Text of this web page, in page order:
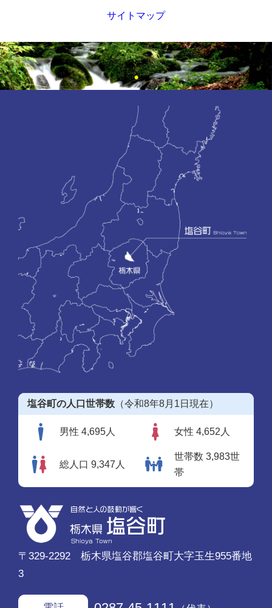
サイトマップ
塩谷町の人口世帯数 （令和8年8月1日現在）
男性 4,695人 女性 4,652人
総人口 9,347人
世帯数 3,983世
帯
〒329-2292 栃木県塩谷郡塩谷町大字玉生955番地
3